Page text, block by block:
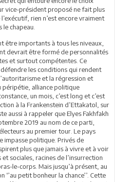
vice-président proposé ne fait plus
rien n’est encore vraiment
chapeau.
être importants à tous les niveaux,
devrait être formé de personnalités
et surtout compétentes. Ce
les conditions qui rendent
et la régression et
péripétie, alliance politique
un mois, c’est long et c’est
à la Frankenstein d’Ettakatol, sur
aussi à rappeler que Elyes Fakhfakh
2019 au nom de ce parti,
au premier tour. Le pays
impasse politique. Privés de
plus que jamais à vivre et à voir
sociales, racines de l’insurrection
le-corps. Mais jusqu’à présent, au
‘’au petit bonheur la chance’’. Cette